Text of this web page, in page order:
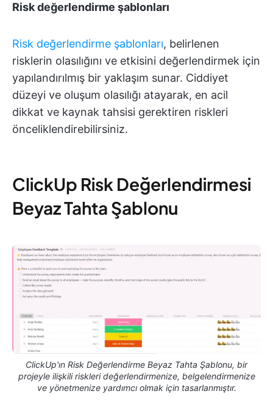
Risk değerlendirme şablonları
Risk değerlendirme şablonları, belirlenen
risklerin olasılığını ve etkisini değerlendirmek için
yapılandırılmış bir yaklaşım sunar. Ciddiyet
düzeyi ve oluşum olasılığı atayarak, en acil
dikkat ve kaynak tahsisi gerektiren riskleri
önceliklendirebilirsiniz.
ClickUp Risk Değerlendirmesi
Beyaz Tahta Şablonu
ClickUp'ın Risk Değerlendirme Beyaz Tahta Şablonu, bir
projeyle ilişkili riskleri değerlendirmenize, belgelendirmenize
ve yönetmenize yardımcı olmak için tasarlanmıştır.